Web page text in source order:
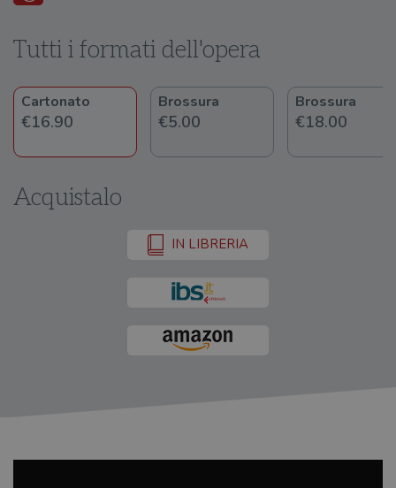
Tutti i formati dell'opera
Cartonato
€16.90
Brossura
€5.00
Brossura
€18.00
Acquistalo
IN LIBRERIA